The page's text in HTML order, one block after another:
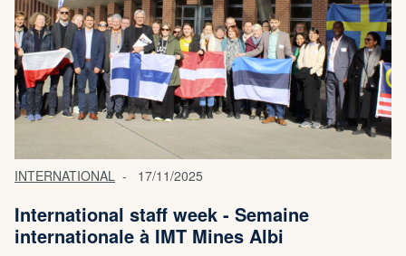
INTERNATIONAL 17/11/2025
International staff week - Semaine
internationale à IMT Mines Albi